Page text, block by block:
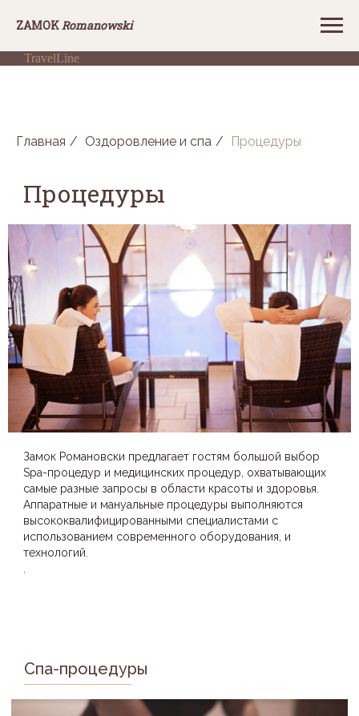
ZAMOKRomanowski
TravelLine
Главная / Оздоровление и спа / Процедуры
Замок Романовски предлагает гостям большой выбор
Spa-процедур и медицинских процедур, охватывающих
самые разные запросы в области красоты и здоровья.
Аппаратные и мануальные процедуры выполняются
высококвалифицированными специалистами с
использованием современного оборудования, и
технологий.
Процедуры
Спа-процедуры